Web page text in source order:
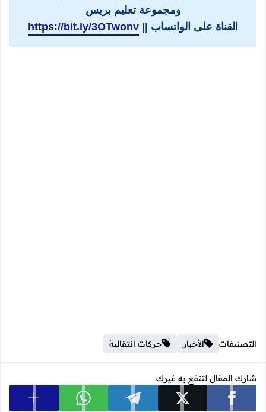
ومجموعة تعليم بريس
القناة على الواتساب || https://bit.ly/3OTwonv
التصنيفات الأخبار حركات انتقالية
شارك المقال لتنفع به غيرك
شارك على facebook شارك على x شارك على telegram شارك على whatsapp عرض